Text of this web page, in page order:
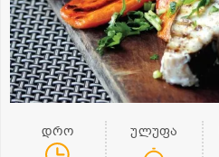
დრო ულუფა